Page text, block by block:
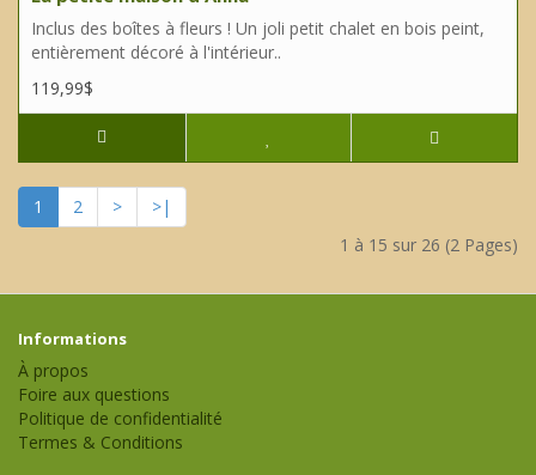
Inclus des boîtes à fleurs ! Un joli petit chalet en bois peint,
entièrement décoré à l'intérieur..
119,99$
1 2 >
>|
1 à 15 sur 26 (2 Pages)
Informations
À propos
Foire aux questions
Politique de confidentialité
Termes & Conditions